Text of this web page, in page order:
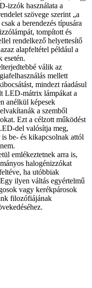
izzók használata a
szövege szerint „a
a berendezés típusára
tompított és
rendelkező helyettesítő
alapfeltétel például a
esetén.
válik az
mellett
mindezt ráadásul
LED-mátrix lámpákat a
anélkül képesek
a szemből
Ezt a célzott működést
del valósítja meg,
be- és kikapcsolnak attól
emlékeztetnek arra is,
halogénizzókat
ha utóbbiak
ilyen váltás egyértelmű
vagy kerékpárosok
filozófiájának